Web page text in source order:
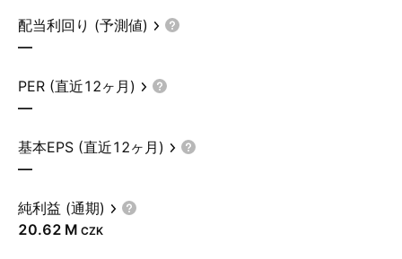
配当利回り (予測値)
—
PER (直近12ヶ月)
—
基本EPS (直近12ヶ月)
—
純利益 (通期)
‪20.62 M‬ CZK